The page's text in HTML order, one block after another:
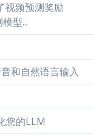
视频预测奖励
型...
和自然语言输入
您的LLM